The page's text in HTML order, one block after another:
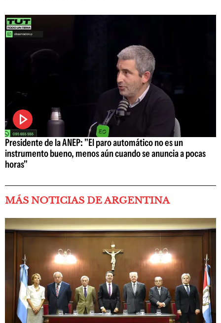
Presidente de la ANEP: "El paro automático no es un
instrumento bueno, menos aún cuando se anuncia a pocas
horas"
MÁS NOTICIAS DE ARGENTINA